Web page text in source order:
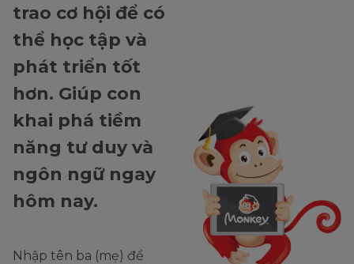
trao cơ hội để có
thể học tập và
phát triển tốt
hơn. Giúp con
khai phá tiềm
năng tư duy và
ngôn ngữ ngay
hôm nay.
Nhập tên ba (mẹ) để